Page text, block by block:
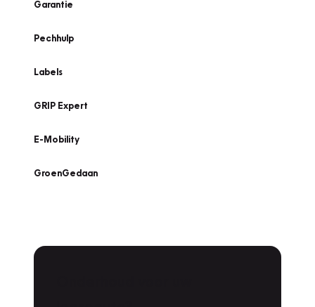
Garantie
Pechhulp
Labels
GRIP Expert
E-Mobility
GroenGedaan